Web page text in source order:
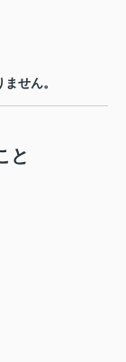
せん。
と